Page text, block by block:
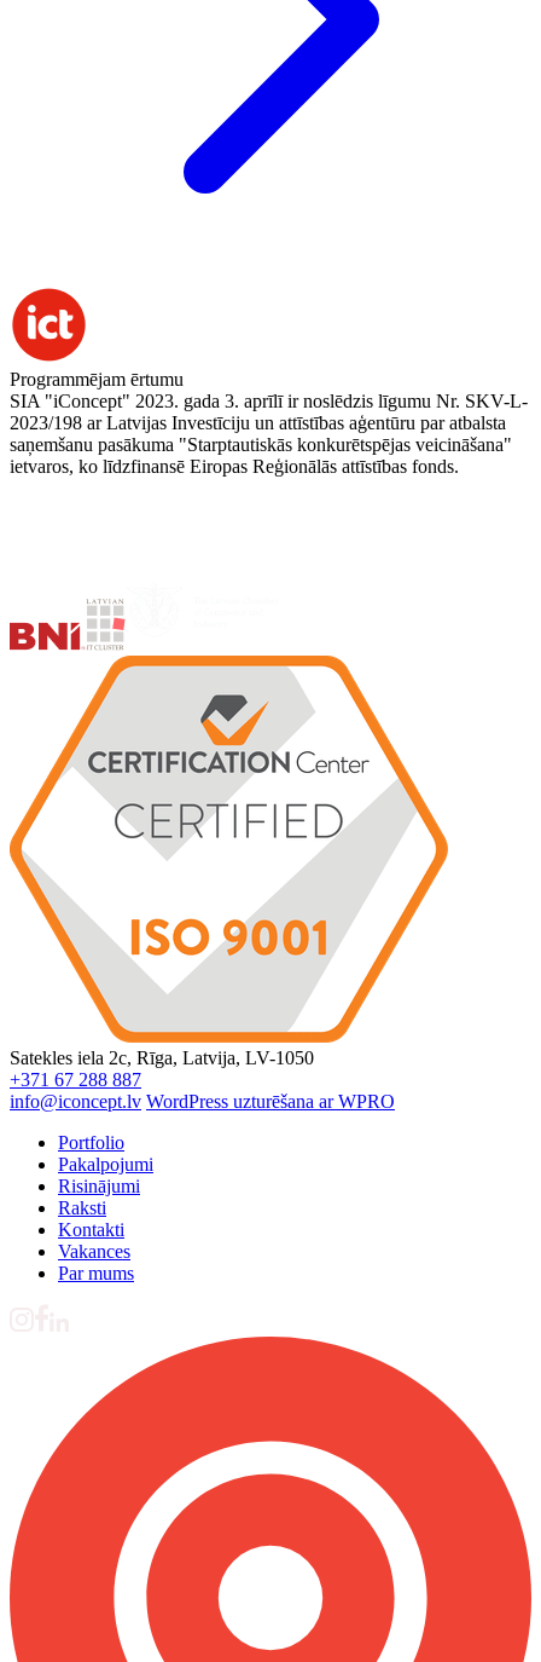
Programmējam ērtumu
SIA "iConcept" 2023. gada 3. aprīlī ir noslēdzis līgumu Nr. SKV-L-
2023/198 ar Latvijas Investīciju un attīstības aģentūru par atbalsta
saņemšanu pasākuma "Starptautiskās konkurētspējas veicināšana"
ietvaros, ko līdzfinansē Eiropas Reģionālās attīstības fonds.
Satekles iela 2c, Rīga, Latvija, LV-1050
+371 67 288 887
info@iconcept.lv WordPress uzturēšana ar WPRO
Portfolio
Pakalpojumi
Risinājumi
Raksti
Kontakti
Vakances
Par mums